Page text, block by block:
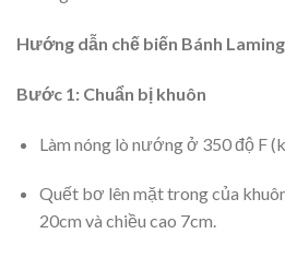
Hướng dẫn chế biến Bánh
Bước 1: Chuẩn bị khuôn
Làm nóng lò nướng ở 350 độ F
Quết bơ lên mặt trong của
20cm và chiều cao 7cm.